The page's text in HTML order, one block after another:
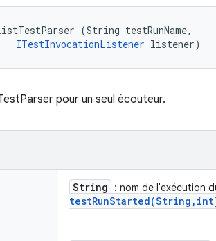
(String testRunName,
ITestInvocationListener listener)
pour un seul écouteur.
String : nom de l'exécution
testRunStarted(String ,